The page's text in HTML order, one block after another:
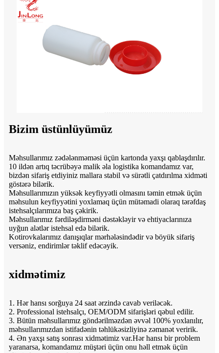
Bizim üstünlüyümüz
Məhsullarımız zədələnməməsi üçün kartonda yaxşı qablaşdırılır.
10 ildən artıq təcrübəyə malik əla logistika komandamız var,
bizdən sifariş etdiyiniz mallara stabil və sürətli çatdırılma xidməti
göstərə bilərik.
Məhsullarımızın yüksək keyfiyyətli olmasını təmin etmək üçün
məhsulun keyfiyyətini yoxlamaq üçün mütəmadi olaraq tərəfdaş
istehsalçılarımıza baş çəkirik.
Məhsullarımız fərdiləşdirməni dəstəkləyir və ehtiyaclarınıza
uyğun alətlər istehsal edə bilərik.
Kotirovkalarımız danışıqlar mərhələsindədir və böyük sifariş
versəniz, endirimlər təklif edəcəyik.
xidmətimiz
1. Hər hansı sorğuya 24 saat ərzində cavab veriləcək.
2. Professional istehsalçı, OEM/ODM sifarişləri qəbul edilir.
3. Bütün məhsullarımız göndərilməzdən əvvəl 100% yoxlanılır,
məhsullarımızdan istifadənin təhlükəsizliyinə zəmanət veririk.
4. Ən yaxşı satış sonrası xidmətimiz var.Hər hansı bir problem
yaranarsa, komandamız müştəri üçün onu həll etmək üçün